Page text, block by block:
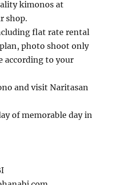
kimonos at
shop.
flat rate rental
photo shoot only
according to your
and visit Naritasan
of memorable day in